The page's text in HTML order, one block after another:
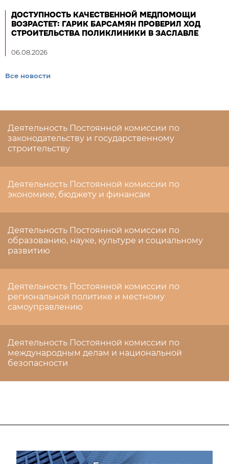
ДОСТУПНОСТЬ КАЧЕСТВЕННОЙ МЕДПОМОЩИ
ВОЗРАСТЕТ: ГАРИК БАРСАМЯН ПРОВЕРИЛ ХОД
СТРОИТЕЛЬСТВА ПОЛИКЛИНИКИ В ЗАСЛАВЛЕ
06.08.2026
Все новости
Деятельность Постоянной комиссии по
законодательству и государственному
строительству
Деятельность Постоянной комиссии по
экономике, бюджету и финансам
Деятельность Постоянной комиссии по
образованию, науке, культуре и социальному
развитию
Деятельность Постоянной комиссии по
региональной политике и местному
самоуправлению
Деятельность Постоянной комиссии по
международным делам и национальной
безопасности